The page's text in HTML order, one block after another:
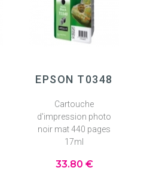
EPSON T0348
Cartouche
d'impression photo
noir mat 440 pages
17ml
33.80 €